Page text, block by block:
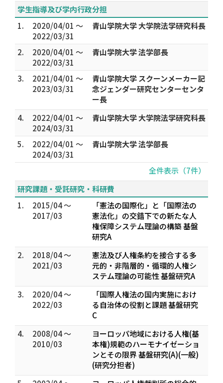
学生指導及び学内行政分担
1.
2020/04/01 ～
2022/03/31
青山学院大学 大学院法学研究科長
2.
2020/04/01 ～
2022/03/31
青山学院大学 法学部長
3.
2021/04/01 ～
2023/03/31
青山学院大学 スクーンメーカー記
念ジェンダー研究センターセンタ
ー長
4.
2022/04/01 ～
2024/03/31
青山学院大学 大学院法学研究科長
5.
2022/04/01 ～
2024/03/31
青山学院大学 法学部長
全件表示（7件）
研究課題・受託研究・科研費
1.
2015/04 ～
2017/03
「憲法の国際化」と「国際法の
憲法化」の交錯下での新たな人
権保障システム理論の構築 基盤
研究A
2.
2018/04 ～
2021/03
憲法及び人権条約を接合する多
元的・非階層的・循環的人権シ
ステム理論の可能性 基盤研究A
3.
2020/04 ～
2022/03
「国際人権法の国内実施におけ
る自治体の役割と課題 基盤研究
C
4.
2008/04 ～
2010/03
ヨーロッパ地域における人権(基
本権)規範のハーモナイゼーショ
ンとその限界 基盤研究(A)(一般)
(研究分担者)